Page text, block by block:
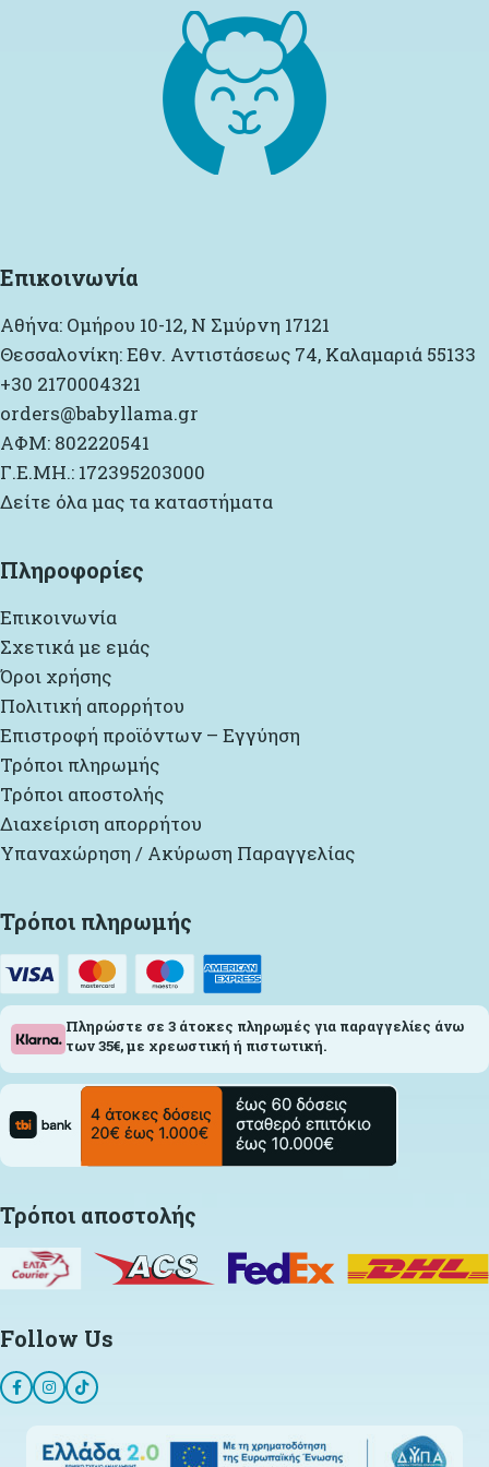
Επικοινωνία
Αθήνα: Ομήρου 10-12, Ν Σμύρνη 17121
Θεσσαλονίκη: Εθν. Αντιστάσεως 74, Καλαμαριά 55133
+30 2170004321
orders@babyllama.gr
ΑΦΜ: 802220541
Γ.Ε.ΜΗ.: 172395203000
Δείτε όλα μας τα καταστήματα
Πληροφορίες
Επικοινωνία
Σχετικά με εμάς
Όροι χρήσης
Πολιτική απορρήτου
Επιστροφή προϊόντων – Εγγύηση
Τρόποι πληρωμής
Τρόποι αποστολής
Διαχείριση απορρήτου
Υπαναχώρηση / Ακύρωση Παραγγελίας
Τρόποι πληρωμής
Πληρώστε σε 3 άτοκες πληρωμές για παραγγελίες άνω
των 35€, με χρεωστική ή πιστωτική.
Τρόποι αποστολής
Follow Us